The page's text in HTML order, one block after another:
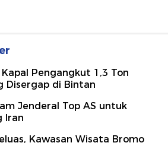
Pengangkut 1,3 Ton
Disergap di Bintan
Jenderal Top AS untuk
Iran
Kawasan Wisata Bromo